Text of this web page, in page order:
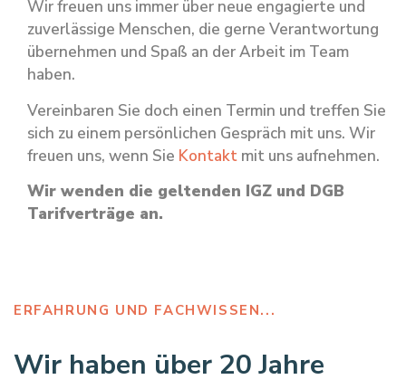
Wir freuen uns immer über neue engagierte und
zuverlässige Menschen, die gerne Verantwortung
übernehmen und Spaß an der Arbeit im Team
haben.
Vereinbaren Sie doch einen Termin und treffen Sie
sich zu einem persönlichen Gespräch mit uns. Wir
freuen uns, wenn Sie Kontakt mit uns aufnehmen.
Wir wenden die geltenden IGZ und DGB
Tarifverträge an.
ERFAHRUNG UND FACHWISSEN...
Wir haben über 20 Jahre